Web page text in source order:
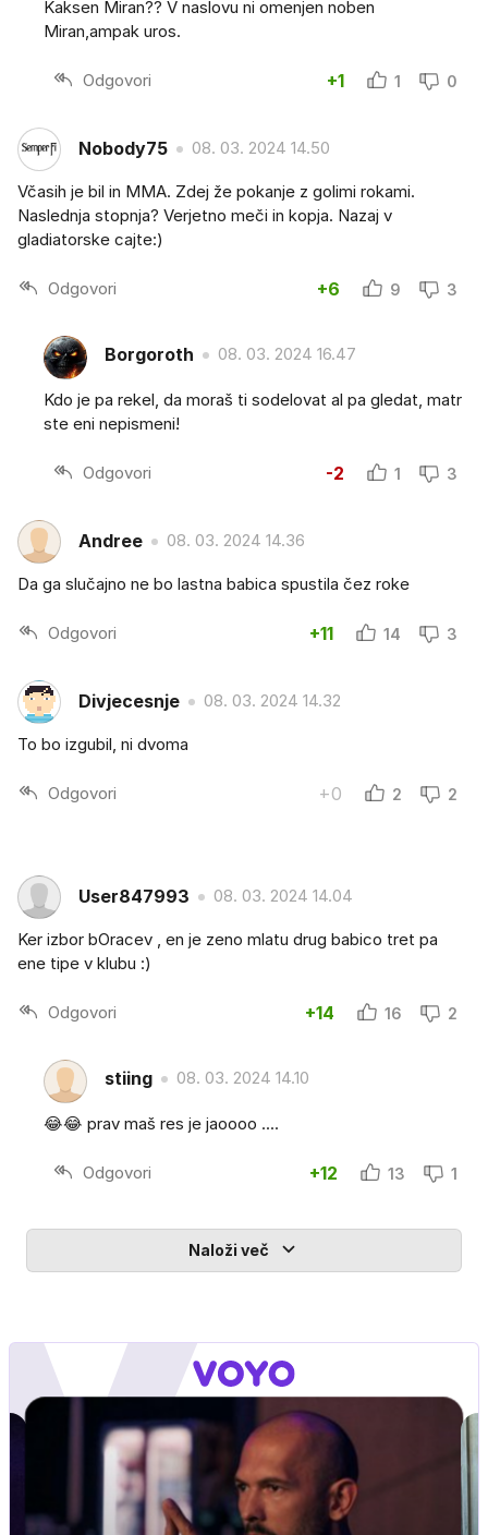
Kaksen Miran?? V naslovu ni omenjen noben
Miran,ampak uros.
Odgovori +1 1 0
Nobody75 08. 03. 2024 14.50
Včasih je bil in MMA. Zdej že pokanje z golimi rokami.
Naslednja stopnja? Verjetno meči in kopja. Nazaj v
gladiatorske cajte:)
Odgovori +6 9 3
Borgoroth 08. 03. 2024 16.47
Kdo je pa rekel, da moraš ti sodelovat al pa gledat, matr
ste eni nepismeni!
Odgovori -2 1 3
Andree 08. 03. 2024 14.36
Da ga slučajno ne bo lastna babica spustila čez roke
Odgovori +11 14 3
Divjecesnje 08. 03. 2024 14.32
To bo izgubil, ni dvoma
Odgovori +0 2 2
User847993 08. 03. 2024 14.04
Ker izbor bOracev , en je zeno mlatu drug babico tret pa
ene tipe v klubu :)
Odgovori +14 16 2
stiing 08. 03. 2024 14.10
😂😂 prav maš res je jaoooo ....
Odgovori +12 13 1
Naloži več